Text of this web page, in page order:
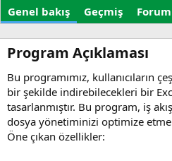
r
t
u
u
l
a
t
a
r
i
Genel bakış Geçmiş
Program Açıklaması​
Bu programımız, kullanıcıların
bir şekilde indirebilecekleri bir
tasarlanmıştır. Bu program, iş
dosya yönetiminizi optimize
Öne çıkan özellikler: